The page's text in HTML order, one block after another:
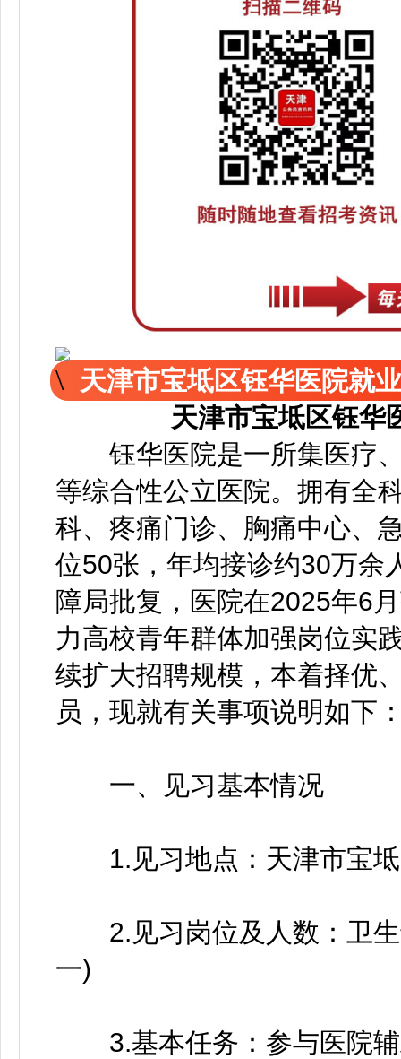
天津市宝坻区钰华医院就
天津市宝坻区钰华
钰华医院是一所集医疗、
等综合性公立医院。拥有全
科、疼痛门诊、胸痛中心、
位50张，年均接诊约30万余
障局批复，医院在2025年6
力高校青年群体加强岗位实
续扩大招聘规模，本着择优
员，现就有关事项说明如下
一、见习基本情况
1.见习地点：天津市宝坻
2.见习岗位及人数：卫生
一)
3.基本任务：参与医院辅